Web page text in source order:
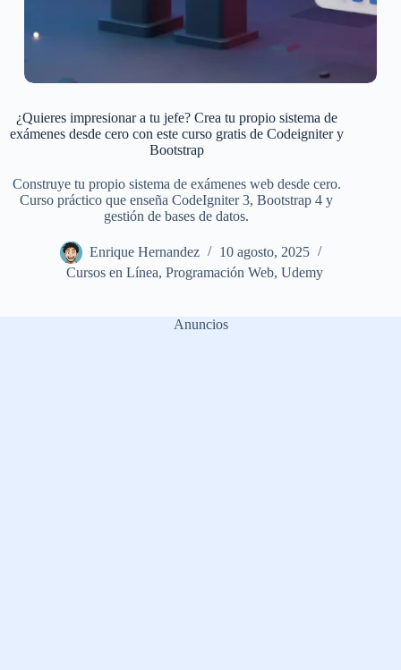
¿Quieres impresionar a tu jefe? Crea tu propio sistema de
exámenes desde cero con este curso gratis de Codeigniter y
Bootstrap
Construye tu propio sistema de exámenes web desde cero.
Curso práctico que enseña CodeIgniter 3, Bootstrap 4 y
gestión de bases de datos.
Enrique Hernandez
10 agosto, 2025
Cursos en Línea, Programación Web, Udemy
Anuncios